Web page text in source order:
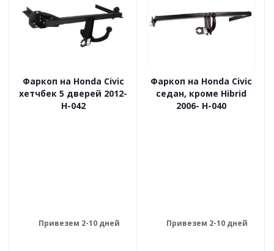
Фаркоп на Honda Civic
хетчбек 5 дверей 2012-
H-042
Привезем 2-10 дней
Фаркоп на Honda Civic
седан, кроме Hibrid
2006- H-040
Привезем 2-10 дней